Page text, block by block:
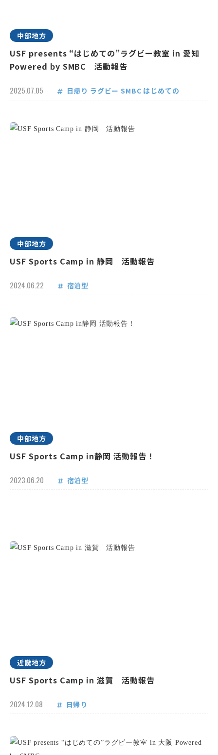
中部地方
USF presents “はじめての”ラグビー教室 in 愛知
Powered by SMBC 活動報告
2025.07.05 日帰り ラグビー SMBC はじめての
中部地方
USF Sports Camp in 静岡 活動報告
2024.06.22 宿泊型
中部地方
USF Sports Camp in静岡 活動報告！
2023.06.20 宿泊型
近畿地方
USF Sports Camp in 滋賀 活動報告
2024.12.08 日帰り